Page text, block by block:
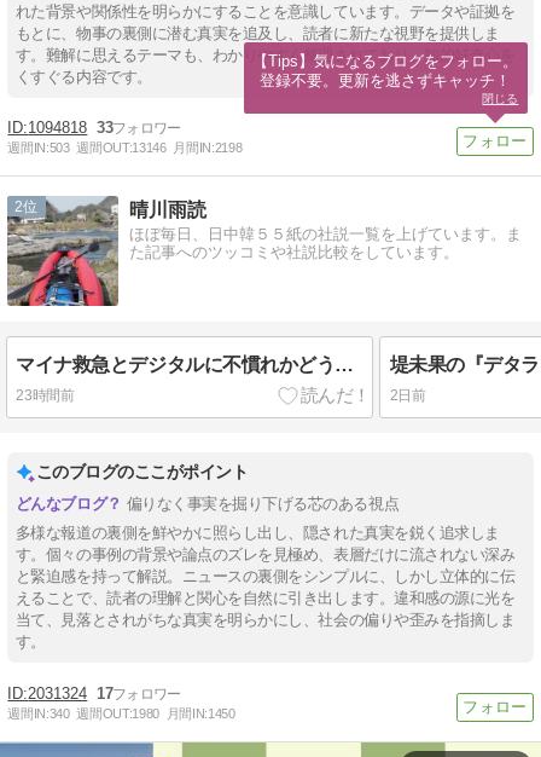
れた背景や関係性を明らかにすることを意識しています。データや証拠を
もとに、物事の裏側に潜む真実を追及し、読者に新たな視野を提供しま
す。難解に思えるテーマも、わかりやすく整理されており、知的好奇心を
くすぐる内容です。
1094818 33
週間IN:503 週間OUT:13146 月間IN:2198
2 晴川雨読
ほぼ毎日、日中韓５５紙の社説一覧を上げています。ま
た記事へのツッコミや社説比較をしています。
マイナ救急とデジタルに不慣れかどうかは関係ない
23時間前
堤未果の『デタ
2日前
このブログのここがポイント
偏りなく事実を掘り下げる芯のある視点
多様な報道の裏側を鮮やかに照らし出し、隠された真実を鋭く追求しま
す。個々の事例の背景や論点のズレを見極め、表層だけに流されない深み
と緊迫感を持って解説。ニュースの裏側をシンプルに、しかし立体的に伝
えることで、読者の理解と関心を自然に引き出します。違和感の源に光を
当て、見落とされがちな真実を明らかにし、社会の偏りや歪みを指摘しま
す。
2031324 17
週間IN:340 週間OUT:1980 月間IN:1450
【Tips】気になるブログをフォロー。
登録不要。更新を逃さずキャッチ！
閉じる